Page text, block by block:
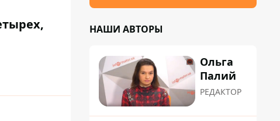
НАШИ АВТОРЫ
Ольга
Палий
РЕДАКТОР